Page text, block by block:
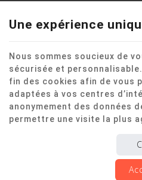
Beveel ons aan op Google
Deze website maakt gebruik van
Juridische informatie
© Copyright 2026 - MRP Group -
Gebruiksvoorwaarden van de
persoonlijke
, ontwerper van
&
Une expérience
Nous sommes soucieux de
sécurisée et
fin des cookies afin de vous
adaptées à vos centres
anonymement des données
permettre une visite la plus